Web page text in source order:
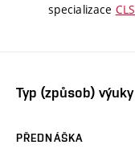
specializace CLS
Typ (způsob) výuky
PŘEDNÁŠKA